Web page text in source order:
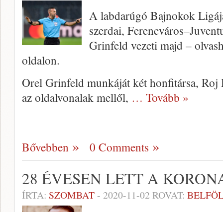
A labdarúgó Bajnokok
szerdai,
Grinfeld vezeti majd –
oldalon.
Orel Grinfeld munkáját két honfitársa, Roj
az oldalvonalak mellől, … Tovább »
Bővebben 0 Comments
28 ÉVESEN LETT A
ÍRTA: SZOMBAT- 2020-11-02 ROVAT: